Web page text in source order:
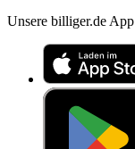
Unsere billiger.de App